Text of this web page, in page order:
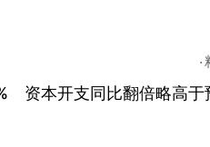
资本开支同比翻倍略高于